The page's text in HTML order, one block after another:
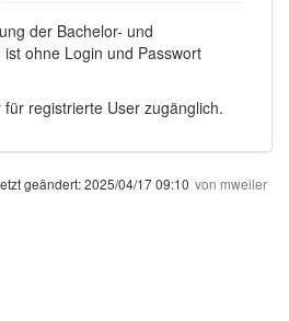
der Bachelor- und
ohne Login und Passwort
registrierte User zugänglich.
geändert:2025/04/17 09:10 von mweiler